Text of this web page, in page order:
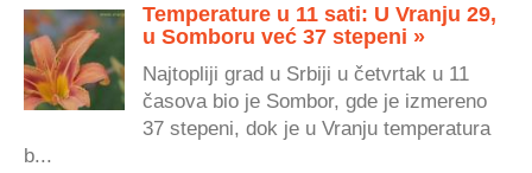
Temperature u 11 sati: U Vranju 29,
u Somboru već 37 stepeni »
Najtopliji grad u Srbiji u četvrtak u 11
časova bio je Sombor, gde je izmereno
37 stepeni, dok je u Vranju temperatura
b...